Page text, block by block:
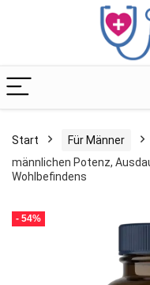
Start Für Männer
männlichen Potenz,
Wohlbefindens
- 54%